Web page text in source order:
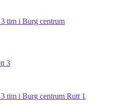
tim i Burg centrum
3
tim i Burg centrum Rutt 1